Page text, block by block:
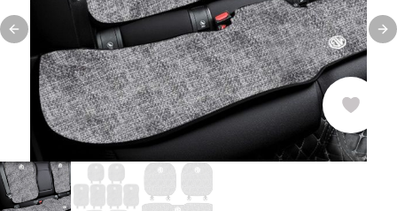
Previous slide